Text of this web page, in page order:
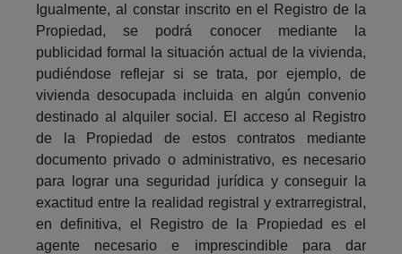
Igualmente, al constar inscrito en el Registro de la
Propiedad, se podrá conocer mediante la
publicidad formal la situación actual de la vivienda,
pudiéndose reflejar si se trata, por ejemplo, de
vivienda desocupada incluida en algún convenio
destinado al alquiler social. El acceso al Registro
de la Propiedad de estos contratos mediante
documento privado o administrativo, es necesario
para lograr una seguridad jurídica y conseguir la
exactitud entre la realidad registral y extrarregistral,
en definitiva, el Registro de la Propiedad es el
agente necesario e imprescindible para dar